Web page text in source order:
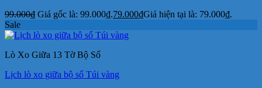
99.000₫ Giá gốc là: 99.000₫.79.000₫Giá hiện tại là: 79.000₫.
Sale
Lò Xo Giữa 13 Tờ Bộ Số
Lịch lò xo giữa bộ số Túi vàng